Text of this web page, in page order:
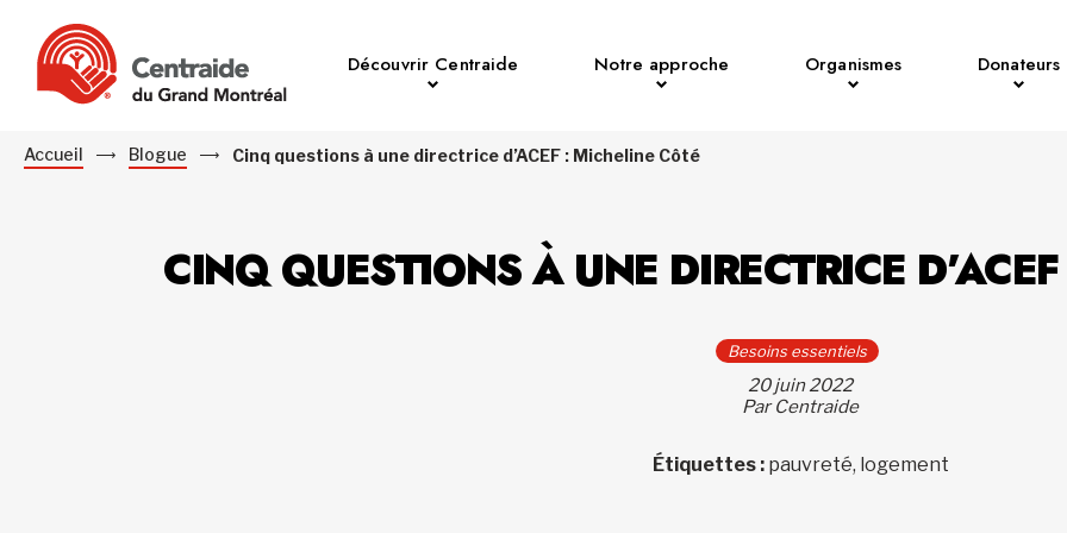
Découvrir Centraide Notre approche Organismes Donateurs
Accueil Blogue Cinq questions à une directrice d’ACEF : Micheline Côté
CINQ QUESTIONS À UNE DIRECTRICE
Besoins essentiels
20 juin 2022
Par Centraide
Étiquettes : pauvreté, logement